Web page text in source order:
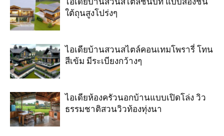
ใต้ถุนสูงโปร่งๆ
ไอเดียบ้านสวนสไตล์คอนเทมโพรารี่ โทน
สีเข้ม มีระเบียงกว้างๆ
ไอเดียห้องครัวนอกบ้านแบบเปิดโล่ง วิว
ธรรมชาติสวนวิวท้องทุ่งนา